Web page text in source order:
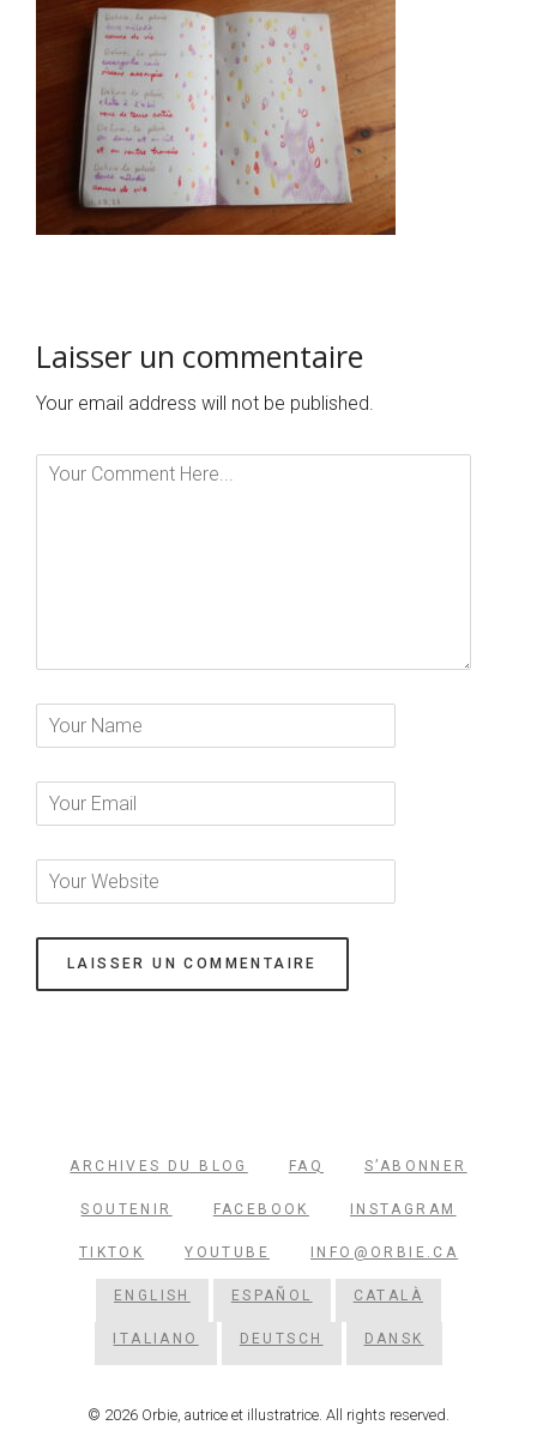
Laisser un commentaire
Your email address will not be published.
ARCHIVES DU BLOG FAQ S’ABONNER
SOUTENIR FACEBOOK INSTAGRAM
TIKTOK YOUTUBE INFO@ORBIE.CA
ENGLISH ESPAÑOL CATALÀ
ITALIANO DEUTSCH DANSK
© 2026 Orbie, autrice et illustratrice. All rights reserved.